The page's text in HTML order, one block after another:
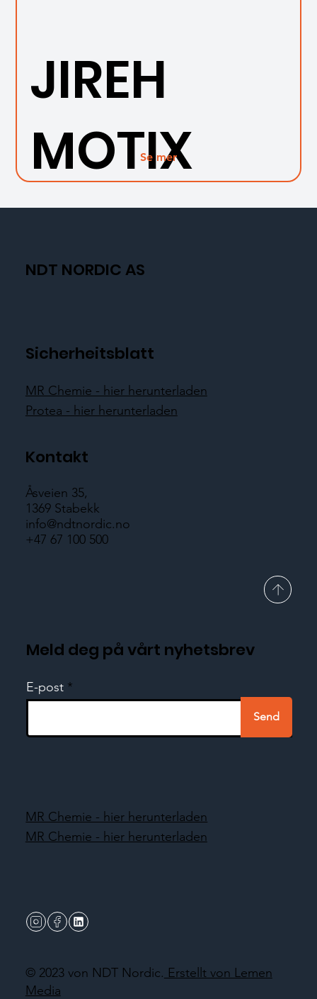
JIREH
MOTIX
Se mer
NDT NORDIC AS
Sicherheitsblatt
MR Chemie - hier herunterladen
Protea - hier herunterladen
Kontakt
Åsveien 35,
1369 Stabekk
info@ndtnordic.no
+47 67 100 500
Meld deg på vårt nyhetsbrev
E-post
Send
© 2023 von NDT Nordic. Erstellt von Lemen
Media
MR Chemie - hier herunterladen
MR Chemie - hier herunterladen